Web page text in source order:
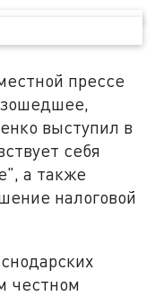
прессе
выступил в
себя
а также
налоговой
честном